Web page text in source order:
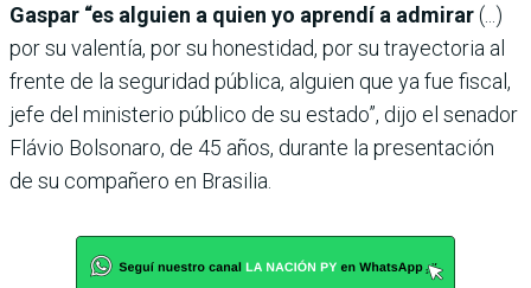
Gaspar “es alguien a quien yo aprendí a admirar(...)
por su valentía, por su honestidad, por su trayectoria al
frente de la seguridad pública, alguien que ya fue fiscal,
jefe del ministerio público de su estado”, dijo el senador
Flávio Bolsonaro, de 45 años, durante la presentación
de su compañero en Brasilia.